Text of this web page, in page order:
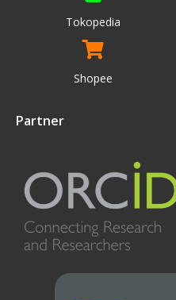
Tokopedia
Shopee
Partner